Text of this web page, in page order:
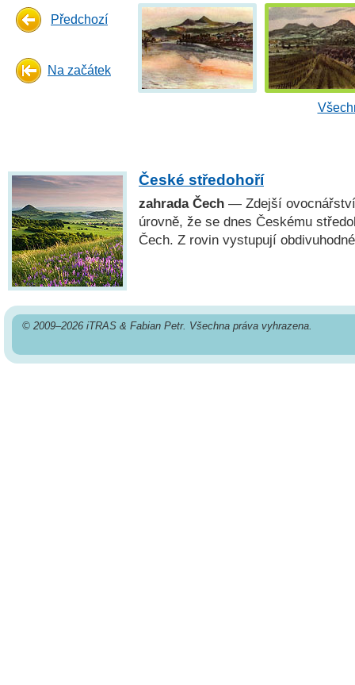
Předchozí
Na začátek
České středohoří
zahrada Čech — Zdejší
úrovně, že se dnes Českému
Čech. Z rovin vystupují
© 2009–2026 iTRAS & Fabian Petr. Všechna práva vyhrazena.